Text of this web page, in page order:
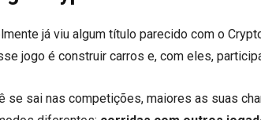
já viu algum título parecido com o
jogo é construir carros e, com eles,
se sai nas competições, maiores as suas